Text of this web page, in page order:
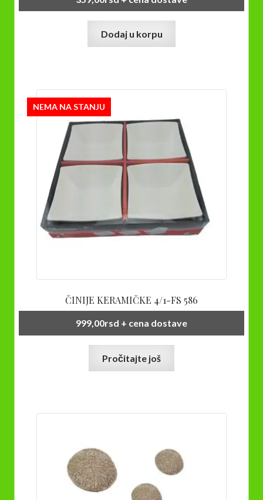
Dodaj u korpu
NEMA NA STANJU
ČINIJE KERAMIČKE 4/1-FS 586
999,00rsd + cena dostave
Pročitajte još